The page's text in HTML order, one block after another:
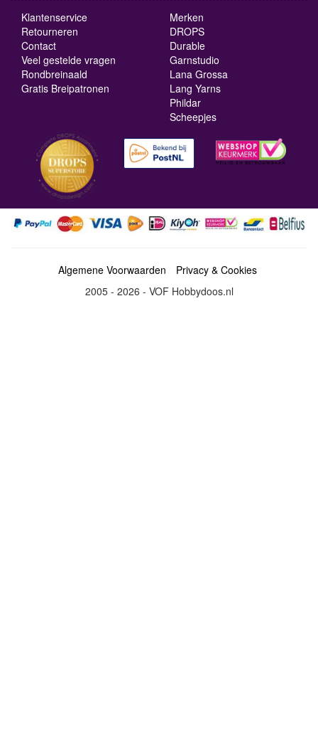
Klantenservice
Retourneren
Contact
Veel gestelde vragen
Rondbreinaald
Gratis Breipatronen
Merken
DROPS
Durable
Garnstudio
Lana Grossa
Lang Yarns
Phildar
Scheepjes
Algemene Voorwaarden
Privacy & Cookies
2005 - 2026 - VOF Hobbydoos.nl